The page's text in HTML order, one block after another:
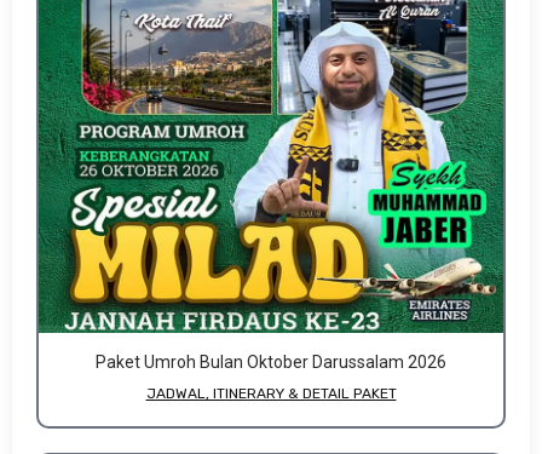
Paket Umroh Bulan Oktober Darussalam 2026
JADWAL, ITINERARY & DETAIL PAKET